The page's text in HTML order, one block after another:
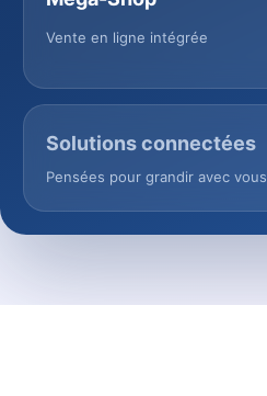
Vente en ligne intégrée
Solutions connectées
Pensées pour grandir avec vous